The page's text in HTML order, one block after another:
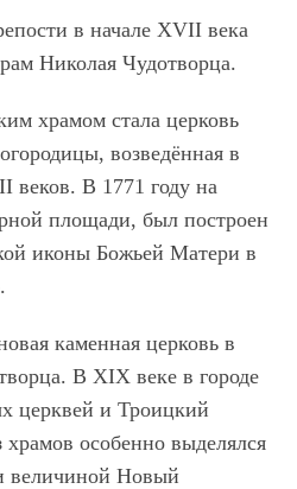
в начале XVII века
Николая Чудотворца.
храмом стала церковь
возведённая в
веков. В 1771 году на
площади, был построен
иконы Божьей Матери в
каменная церковь в
В XIX веке в городе
церквей и Троицкий
особенно выделялся
величиной Новый